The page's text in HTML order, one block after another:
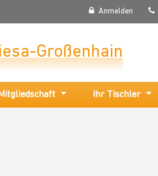
Großenhain
Anmelden
Mitgliedschaft Ihr Tischler